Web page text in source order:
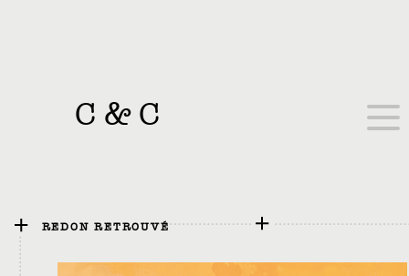
C &C
REDON RETROUVÉ